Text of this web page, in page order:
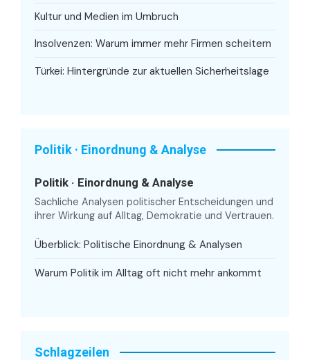
Kultur und Medien im Umbruch
Insolvenzen: Warum immer mehr Firmen scheitern
Türkei: Hintergründe zur aktuellen Sicherheitslage
Politik · Einordnung & Analyse
Politik · Einordnung & Analyse
Sachliche Analysen politischer Entscheidungen und
ihrer Wirkung auf Alltag, Demokratie und Vertrauen.
Überblick: Politische Einordnung & Analysen
Warum Politik im Alltag oft nicht mehr ankommt
Schlagzeilen